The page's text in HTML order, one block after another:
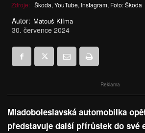
Zdroje: Škoda, YouTube, Instagram, Foto: Škoda
Autor: Matouš Klíma
30. července 2024
Reklama
Mladoboleslavská automobilka
představuje další přírůstek do své